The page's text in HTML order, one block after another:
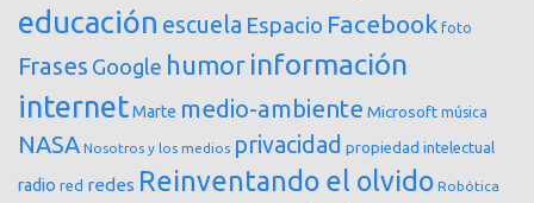
educación escuela Espacio Facebook foto
Frases Google humor información
internetMarte medio-ambiente Microsoft música
NASA Nosotros y los medios privacidad propiedad intelectual
radio red redes Reinventando el olvido Robótica